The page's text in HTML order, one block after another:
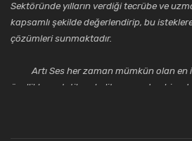
Sektöründe yılların verdiği tecrübe ve
kapsamlı şekilde değerlendirip, bu
çözümleri sunmaktadır.
Artı Ses her zaman mümkün olan en
özellikler, estetik ve kalite açısından bir